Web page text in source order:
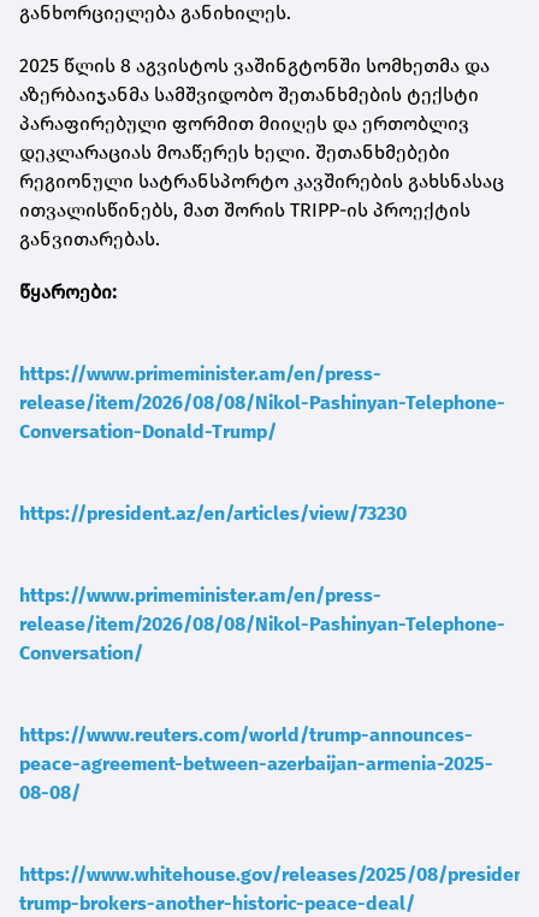
განხორციელება განიხილეს.
2025 წლის 8 აგვისტოს ვაშინგტონში სომხეთმა და
აზერბაიჯანმა სამშვიდობო შეთანხმების ტექსტი
პარაფირებული ფორმით მიიღეს და ერთობლივ
დეკლარაციას მოაწერეს ხელი. შეთანხმებები
რეგიონული სატრანსპორტო კავშირების გახსნასაც
ითვალისწინებს, მათ შორის TRIPP-ის პროექტის
განვითარებას.
წყაროები:
https://www.primeminister.am/en/press-
release/item/2026/08/08/Nikol-Pashinyan-Telephone-
Conversation-Donald-Trump/
https://president.az/en/articles/view/73230
https://www.primeminister.am/en/press-
release/item/2026/08/08/Nikol-Pashinyan-Telephone-
Conversation/
https://www.reuters.com/world/trump-announces-
peace-agreement-between-azerbaijan-armenia-2025-
08-08/
https://www.whitehouse.gov/releases/2025/08/president-
trump-brokers-another-historic-peace-deal/